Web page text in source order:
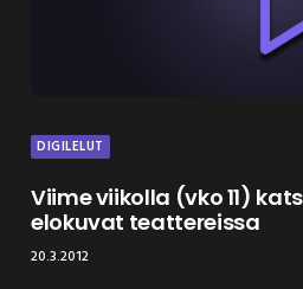
DIGILELUT
Viime viikolla (vko 11)
elokuvat teattereissa
20.3.2012